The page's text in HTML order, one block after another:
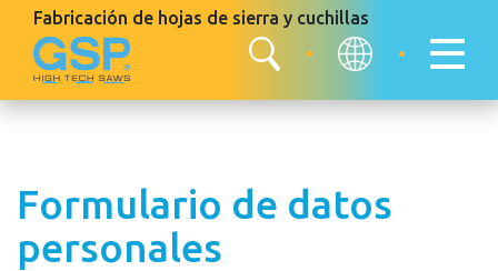
Fabricación de hojas de sierra y cuchillas
Formulario de datos
personales